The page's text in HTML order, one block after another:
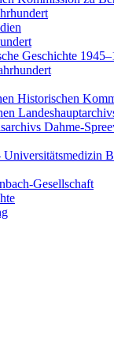
Geschichte
Historischen
Dahme-
Universitätsmedizin
Gesellschaft